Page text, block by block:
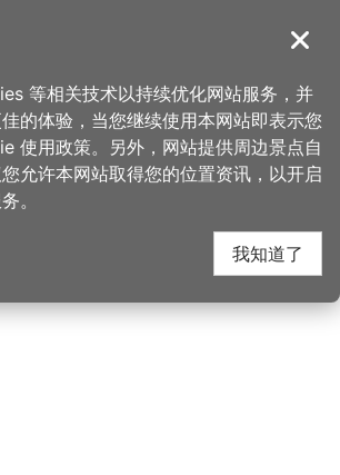
導覽
住宿 > 中兴商旅
周边店家
关闭
等相关技术以持续优化网站服务，并
的体验，当您继续使用本网站即表示您
使用政策。另外，网站提供周边景点自
允许本网站取得您的位置资讯，以开启
。
我知道了